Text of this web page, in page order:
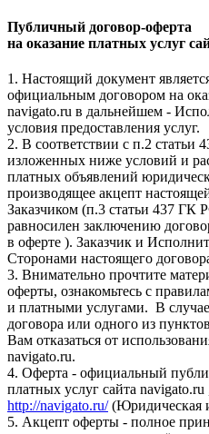
Публичный договор-оферта
на оказание платных услуг
1. Настоящий документ
официальным договором на
navigato.ru в дальнейшем -
условия предоставления услуг.
2. В соответствии с п.2 статьи
изложенных ниже условий и
платных объявлений
производящее акцепт
Заказчиком (п.3 статьи 437 ГК
равносилен заключению
в оферте ). Заказчик и
Сторонами настоящего
3. Внимательно прочтите
оферты, ознакомьтесь с
и платными услугами. В
договора или одного из
Вам отказаться от
navigato.ru.
4. Оферта - официальный
платных услуг сайта
http://navigato.ru/(Юридическая
5. Акцепт оферты - полное